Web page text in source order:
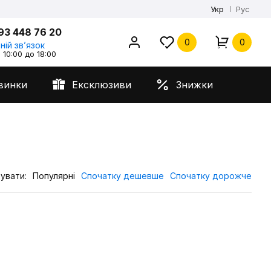
Укр Рус
448 76 20
звʼязок
до 18:00
0 0
Ексклюзиви Знижки
Популярні Спочатку дешевше Спочатку дорожче